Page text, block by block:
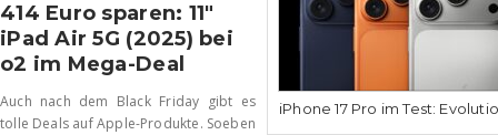
414 Euro sparen: 11″
iPad Air 5G (2025) bei
o2 im Mega-Deal
Auch nach dem Black Friday gibt es
tolle Deals auf Apple-Produkte. Soeben
iPhone 17 Pro im Test: